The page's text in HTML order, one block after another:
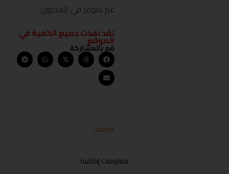
غير متوفر في المخزون
لقد نفذت جميع الكمية في
الموقع
قم بالمشاركة
الوصف
معلومات إضافية